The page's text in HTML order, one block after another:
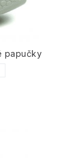
papučky